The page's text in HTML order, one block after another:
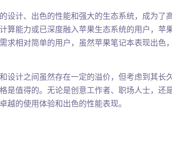
设计、出色的性能和强大的生态系统，成为了
算能力或已深度融入苹果生态系统的用户，苹
求相对简单的用户，虽然苹果笔记本表现出色
设计之间虽然存在一定的溢价，但考虑到其长
是值得的。无论是创意工作者、职场人士，还
越的使用体验和出色的性能表现。